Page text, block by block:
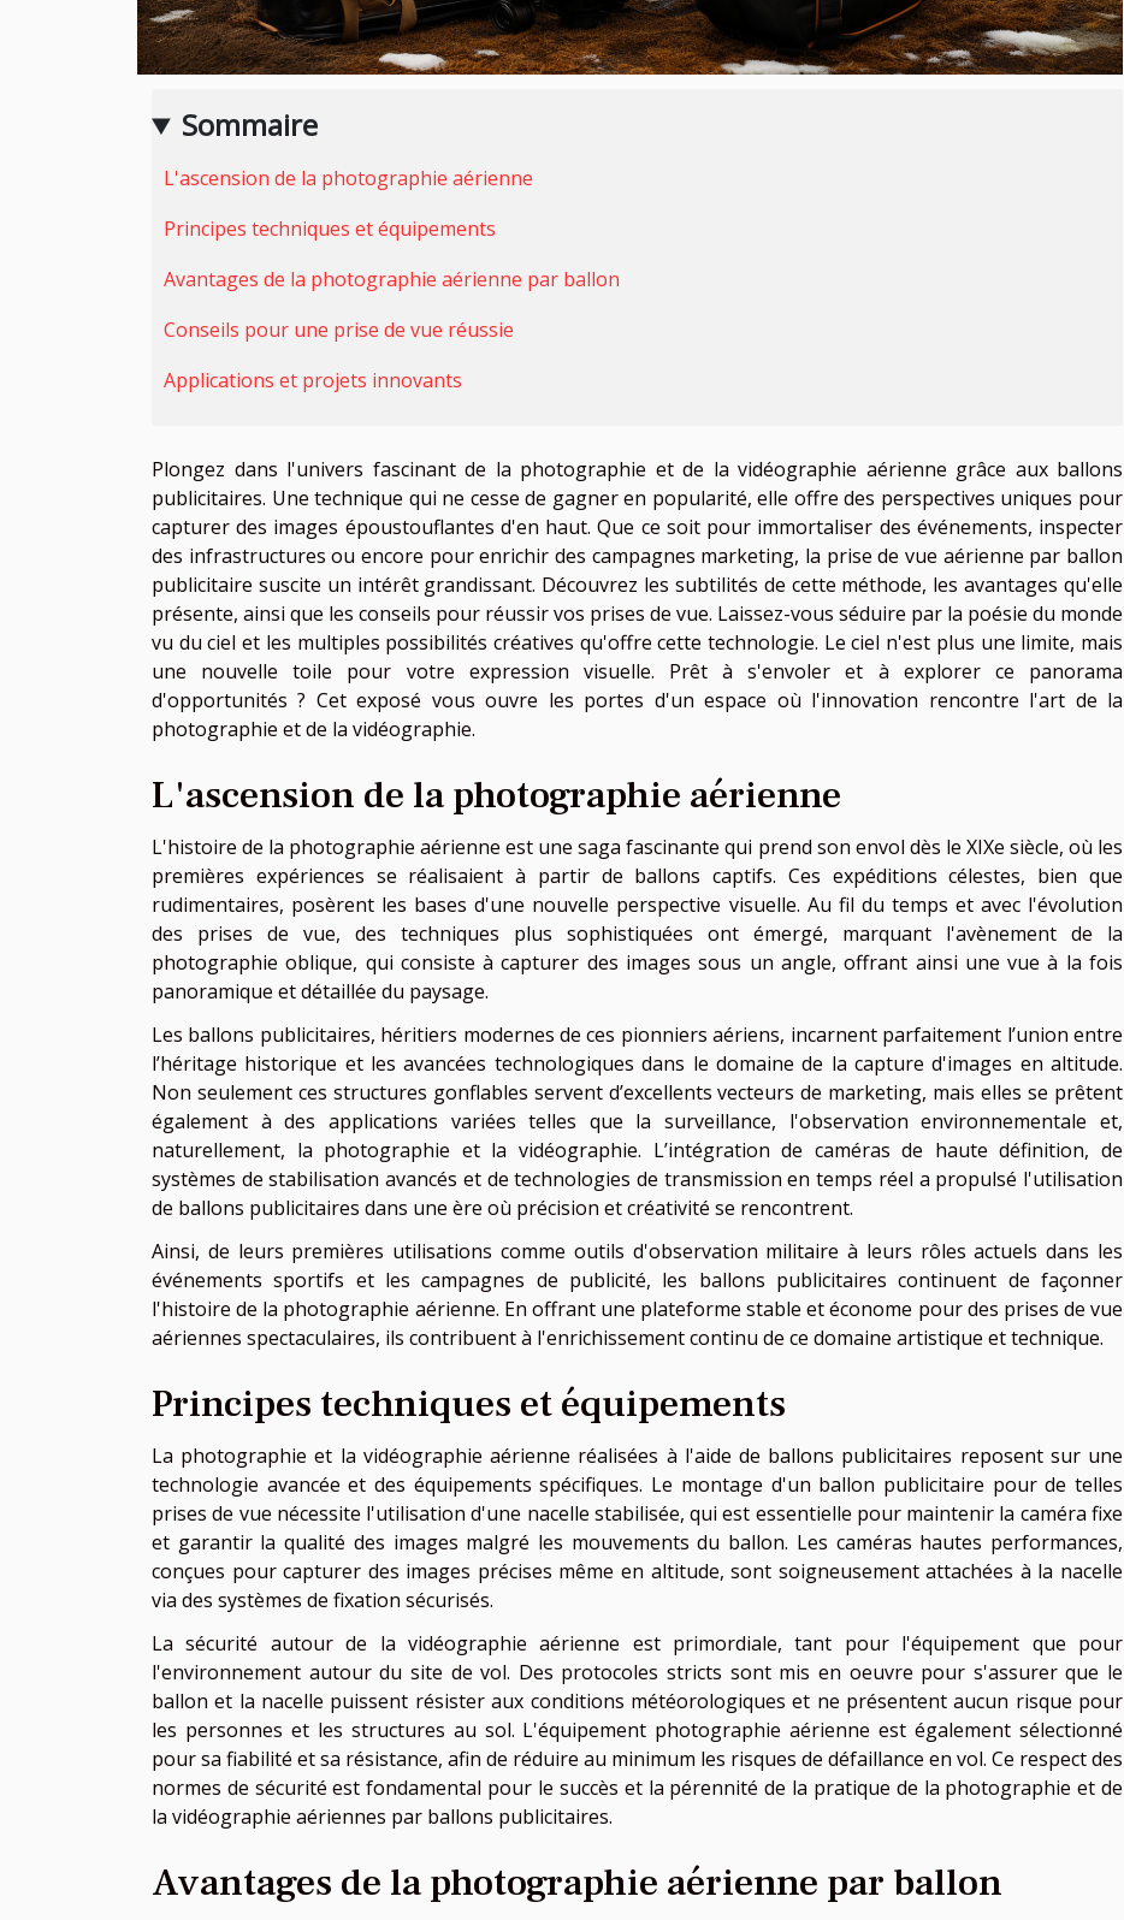
Sommaire
L'ascension de la photographie aérienne
Principes techniques et équipements
Avantages de la photographie aérienne par ballon
Conseils pour une prise de vue réussie
Applications et projets innovants
Plongez dans l'univers fascinant de la photographie et de la vidéographie aérienne grâce aux ballons
publicitaires. Une technique qui ne cesse de gagner en popularité, elle offre des perspectives uniques pour
capturer des images époustouflantes d'en haut. Que ce soit pour immortaliser des événements, inspecter
des infrastructures ou encore pour enrichir des campagnes marketing, la prise de vue aérienne par ballon
publicitaire suscite un intérêt grandissant. Découvrez les subtilités de cette méthode, les avantages qu'elle
présente, ainsi que les conseils pour réussir vos prises de vue. Laissez-vous séduire par la poésie du monde
vu du ciel et les multiples possibilités créatives qu'offre cette technologie. Le ciel n'est plus une limite, mais
une nouvelle toile pour votre expression visuelle. Prêt à s'envoler et à explorer ce panorama
d'opportunités ? Cet exposé vous ouvre les portes d'un espace où l'innovation rencontre l'art de la
photographie et de la vidéographie.
L'ascension de la photographie aérienne
L'histoire de la photographie aérienne est une saga fascinante qui prend son envol dès le XIXe siècle, où les
premières expériences se réalisaient à partir de ballons captifs. Ces expéditions célestes, bien que
rudimentaires, posèrent les bases d'une nouvelle perspective visuelle. Au fil du temps et avec l'évolution
des prises de vue, des techniques plus sophistiquées ont émergé, marquant l'avènement de la
photographie oblique, qui consiste à capturer des images sous un angle, offrant ainsi une vue à la fois
panoramique et détaillée du paysage.
Les ballons publicitaires, héritiers modernes de ces pionniers aériens, incarnent parfaitement l’union entre
l’héritage historique et les avancées technologiques dans le domaine de la capture d'images en altitude.
Non seulement ces structures gonflables servent d’excellents vecteurs de marketing, mais elles se prêtent
également à des applications variées telles que la surveillance, l'observation environnementale et,
naturellement, la photographie et la vidéographie. L’intégration de caméras de haute définition, de
systèmes de stabilisation avancés et de technologies de transmission en temps réel a propulsé l'utilisation
de ballons publicitaires dans une ère où précision et créativité se rencontrent.
Ainsi, de leurs premières utilisations comme outils d'observation militaire à leurs rôles actuels dans les
événements sportifs et les campagnes de publicité, les ballons publicitaires continuent de façonner
l'histoire de la photographie aérienne. En offrant une plateforme stable et économe pour des prises de vue
aériennes spectaculaires, ils contribuent à l'enrichissement continu de ce domaine artistique et technique.
Principes techniques et équipements
La photographie et la vidéographie aérienne réalisées à l'aide de ballons publicitaires reposent sur une
technologie avancée et des équipements spécifiques. Le montage d'un ballon publicitaire pour de telles
prises de vue nécessite l'utilisation d'une nacelle stabilisée, qui est essentielle pour maintenir la caméra fixe
et garantir la qualité des images malgré les mouvements du ballon. Les caméras hautes performances,
conçues pour capturer des images précises même en altitude, sont soigneusement attachées à la nacelle
via des systèmes de fixation sécurisés.
La sécurité autour de la vidéographie aérienne est primordiale, tant pour l'équipement que pour
l'environnement autour du site de vol. Des protocoles stricts sont mis en oeuvre pour s'assurer que le
ballon et la nacelle puissent résister aux conditions météorologiques et ne présentent aucun risque pour
les personnes et les structures au sol. L'équipement photographie aérienne est également sélectionné
pour sa fiabilité et sa résistance, afin de réduire au minimum les risques de défaillance en vol. Ce respect des
normes de sécurité est fondamental pour le succès et la pérennité de la pratique de la photographie et de
la vidéographie aériennes par ballons publicitaires.
Avantages de la photographie aérienne par ballon